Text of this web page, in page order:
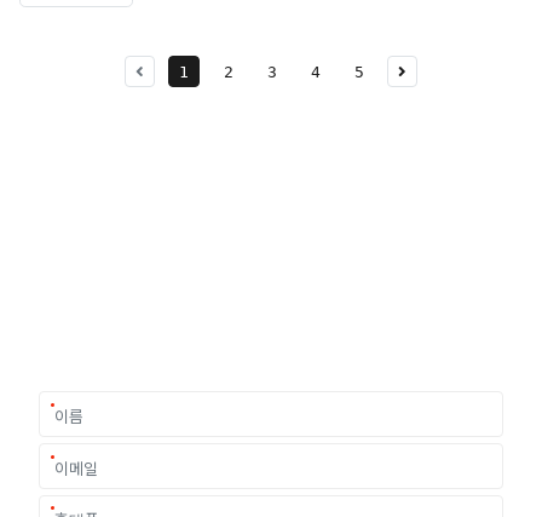
라이튼, 에딘버러
1 2 3 4 5